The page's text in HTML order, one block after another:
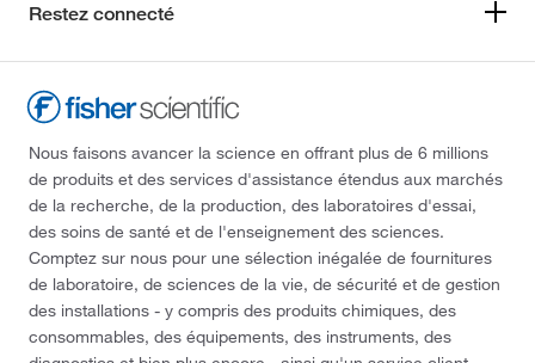
Restez connecté
Nous faisons avancer la science en offrant plus de 6 millions
de produits et des services d'assistance étendus aux marchés
de la recherche, de la production, des laboratoires d'essai,
des soins de santé et de l'enseignement des sciences.
Comptez sur nous pour une sélection inégalée de fournitures
de laboratoire, de sciences de la vie, de sécurité et de gestion
des installations - y compris des produits chimiques, des
consommables, des équipements, des instruments, des